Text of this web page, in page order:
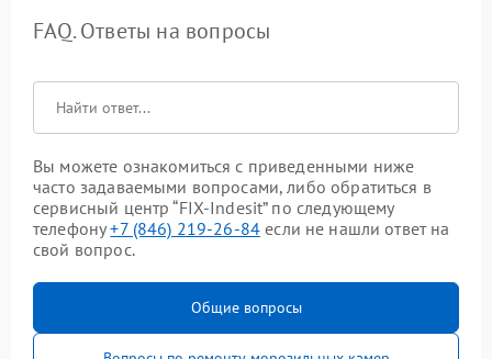
FAQ. Ответы на вопросы
Вы можете ознакомиться с приведенными ниже
часто задаваемыми вопросами, либо обратиться в
сервисный центр “FIX-Indesit” по следующему
телефону+7 (846) 219-26-84 если не нашли ответ на
свой вопрос.
Общие вопросы